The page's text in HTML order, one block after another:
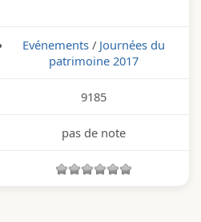
Evénements / Journées du
patrimoine 2017
9185
pas de note